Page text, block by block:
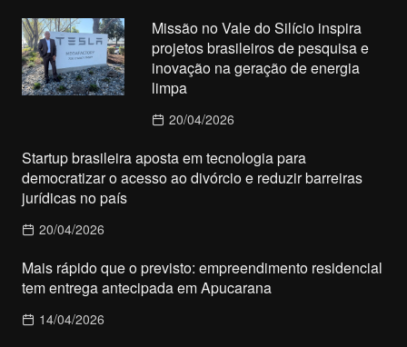
Missão no Vale do Silício inspira
projetos brasileiros de pesquisa e
inovação na geração de energia
limpa
20/04/2026
Startup brasileira aposta em tecnologia para
democratizar o acesso ao divórcio e reduzir barreiras
jurídicas no país
20/04/2026
Mais rápido que o previsto: empreendimento residencial
tem entrega antecipada em Apucarana
14/04/2026